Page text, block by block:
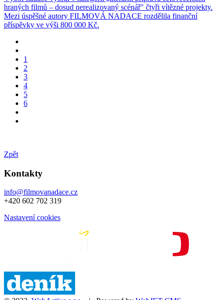
hraných filmů – dosud nerealizovaný scénář" čtyři vítězné projekty.
Mezi úspěšné autory FILMOVÁ NADACE rozdělila finanční
příspěvky ve výši 800 000 Kč.
1
2
3
4
5
6
Zpět
Kontakty
info@filmovanadace.cz
+420 602 702 319
Nastavení cookies